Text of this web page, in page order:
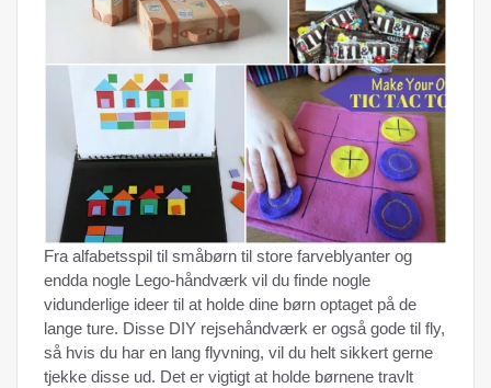
Fra alfabetsspil til småbørn til store farveblyanter og
endda nogle Lego-håndværk vil du finde nogle
vidunderlige ideer til at holde dine børn optaget på de
lange ture. Disse DIY rejsehåndværk er også gode til fly,
så hvis du har en lang flyvning, vil du helt sikkert gerne
tjekke disse ud. Det er vigtigt at holde børnene travlt